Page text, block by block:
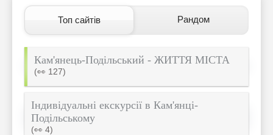
Топ сайтів Рандом
Кам'янець-Подільський - ЖИТТЯ МІСТА
(👀 127)
Індивідуальні екскурсії в Кам'янці-
Подільському
(👀 4)